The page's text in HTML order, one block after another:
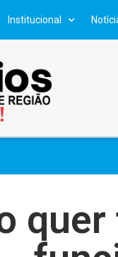
Institucional